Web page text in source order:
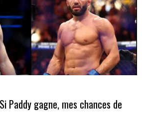
Paddy gagne, mes chances de